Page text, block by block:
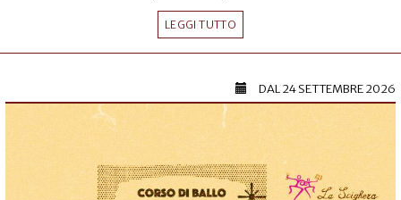
LEGGI TUTTO
DAL24 SETTEMBRE 2026